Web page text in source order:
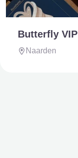
Butterfly VIP
Naarden